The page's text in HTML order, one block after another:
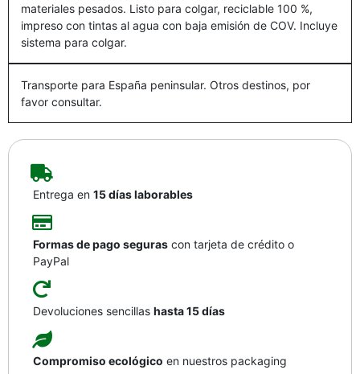
materiales pesados. Listo para colgar, reciclable 100 %,
impreso con tintas al agua con baja emisión de COV. Incluye
sistema para colgar.
Transporte para España peninsular. Otros destinos, por
favor consultar.
Entrega en 15 días laborables
Formas de pago seguras con tarjeta de crédito o
PayPal
Devoluciones sencillas hasta 15 días
Compromiso ecológico en nuestros packaging